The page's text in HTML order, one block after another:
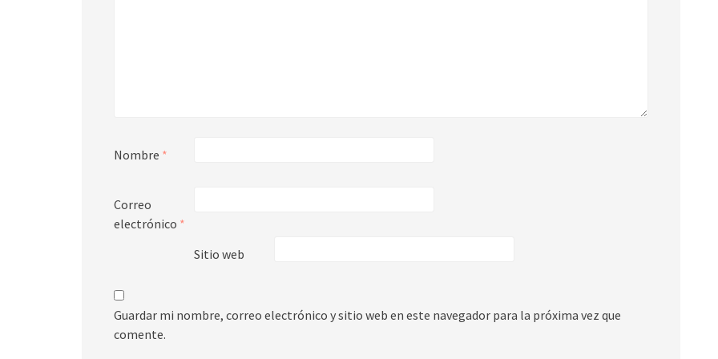
Nombre *
Correo
electrónico *
Sitio web
Guardar mi nombre, correo electrónico y sitio web en este navegador para la próxima vez que
comente.